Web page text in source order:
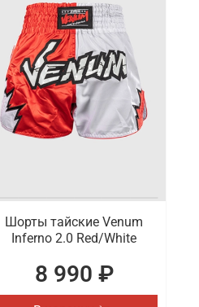
Шорты тайские Venum
Inferno 2.0 Red/White
8 990 ₽